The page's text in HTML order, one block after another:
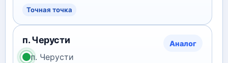
Точная точка
п. Черусти Аналог
п. Черусти